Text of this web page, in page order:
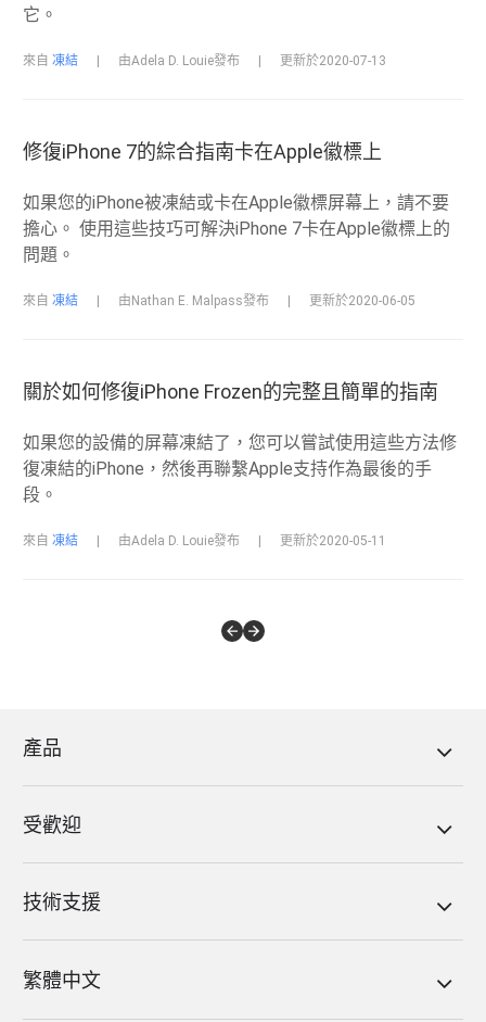
它。
來自凍結 由Adela D. Louie發布 更新於2020-07-13
修復iPhone 7的綜合指南卡在Apple徽標上
如果您的iPhone被凍結或卡在Apple徽標屏幕上，請不要
擔心。 使用這些技巧可解決iPhone 7卡在Apple徽標上的
問題。
來自凍結 由Nathan E. Malpass發布 更新於2020-06-05
關於如何修復iPhone Frozen的完整且簡單的指南
如果您的設備的屏幕凍結了，您可以嘗試使用這些方法修
復凍結的iPhone，然後再聯繫Apple支持作為最後的手
段。
來自凍結 由Adela D. Louie發布 更新於2020-05-11
產品
受歡迎
技術支援
繁體中文